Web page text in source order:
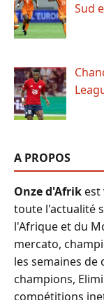
Sud
A PROPOS
Onze d'Afrikest
toute l'actualité
l'Afrique et du
mercato,
les semaines de
champions,
compétitions